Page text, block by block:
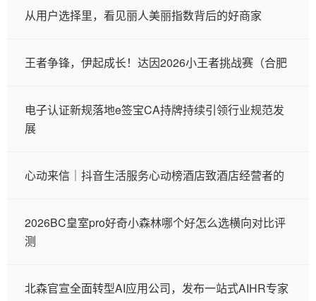
从用户选择里，看见丽人美丽指数背后的好商家
王者争锋，伊起成长！达因2026小王者挑战赛（合肥
电子认证新规落地e签宝CA持牌持续引领行业规范发
展
心动来信｜抖音生活服务心动榜酒店致酒店经营者的
2026BC皇室pro好奇小森林哪个好怎么选横向对比评
测
北森官宣全面转型AI应用公司，发布一站式AIHR专家